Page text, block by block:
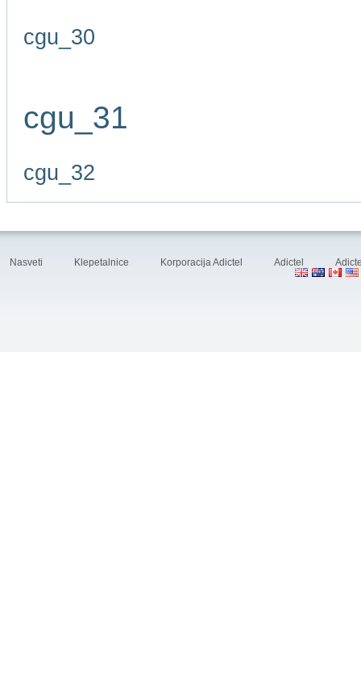
cgu_30
cgu_31
cgu_32
Nasveti Klepetalnice Korporacija Adictel Adictel